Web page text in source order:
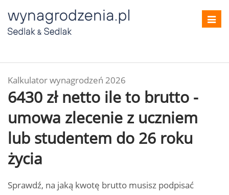
Kalkulator wynagrodzeń 2026
6430 zł netto ile to brutto -
umowa zlecenie z uczniem
lub studentem do 26 roku
życia
Sprawdź, na jaką kwotę brutto musisz podpisać